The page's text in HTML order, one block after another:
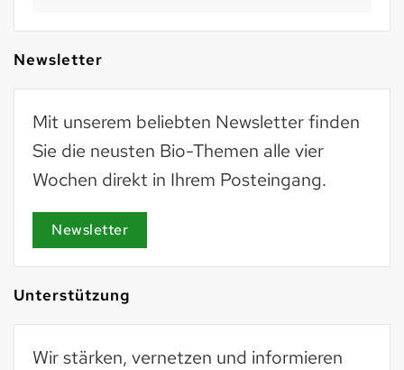
Newsletter
Mit unserem beliebten Newsletter finden
Sie die neusten Bio-Themen alle vier
Wochen direkt in Ihrem Posteingang.
Newsletter
Unterstützung
Wir stärken, vernetzen und informieren